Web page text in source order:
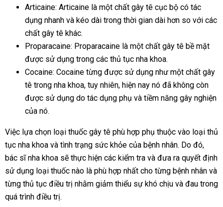
Articaine: Articaine là một chất gây tê cục bộ có tác
dụng nhanh và kéo dài trong thời gian dài hơn so với các
chất gây tê khác.
Proparacaine: Proparacaine là một chất gây tê bề mặt
được sử dụng trong các thủ tục nha khoa.
Cocaine: Cocaine từng được sử dụng như một chất gây
tê trong nha khoa, tuy nhiên, hiện nay nó đã không còn
được sử dụng do tác dụng phụ và tiềm năng gây nghiện
của nó.
Việc lựa chọn loại thuốc gây tê phù hợp phụ thuộc vào loại thủ
tục nha khoa và tình trạng sức khỏe của bệnh nhân. Do đó,
bác sĩ nha khoa sẽ thực hiện các kiểm tra và đưa ra quyết định
sử dụng loại thuốc nào là phù hợp nhất cho từng bệnh nhân và
từng thủ tục điều trị nhằm giảm thiểu sự khó chịu và đau trong
quá trình điều trị.